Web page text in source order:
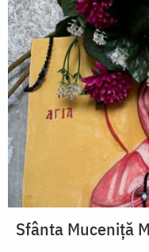
Sfânta Muceniță